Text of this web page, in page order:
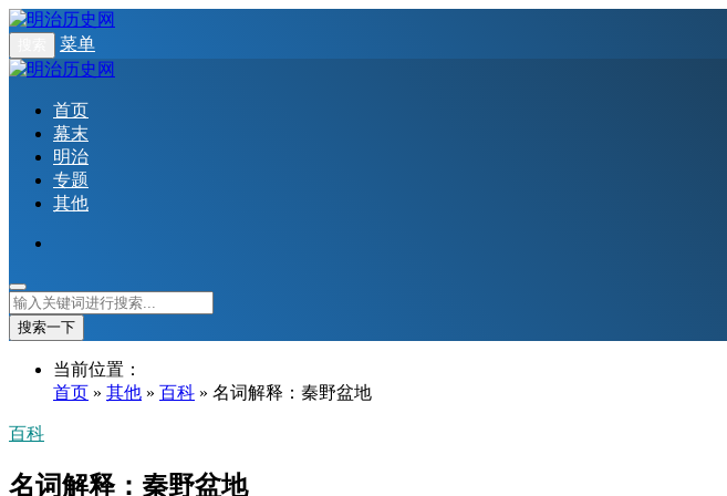
菜单
首页
幕末
明治
专题
其他
搜索一下
当前位置：
首页 » 其他 » 百科 » 名词解释：秦野盆地
百科
名词解释：秦野盆地